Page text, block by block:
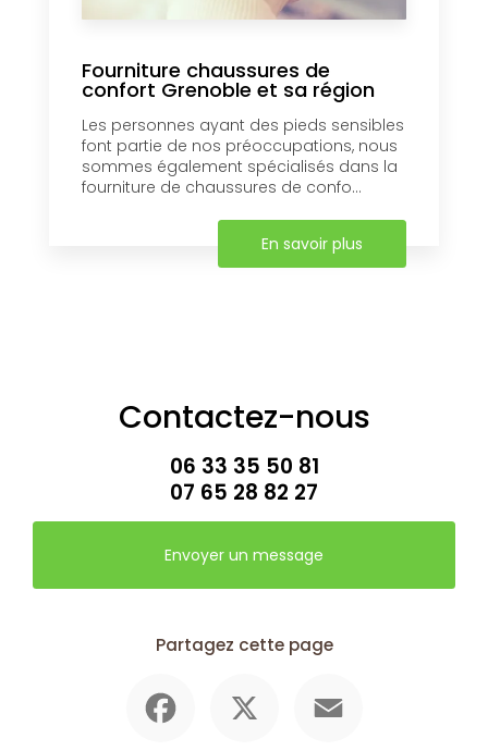
Fourniture chaussures de
confort Grenoble et sa région
Les personnes ayant des pieds sensibles
font partie de nos préoccupations, nous
sommes également spécialisés dans la
fourniture de chaussures de confo...
En savoir plus
Contactez-nous
06 33 35 50 81
07 65 28 82 27
Envoyer un message
Partagez cette page